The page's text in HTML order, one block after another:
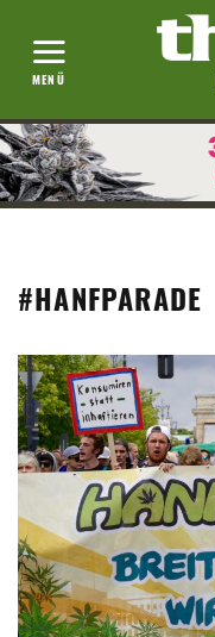
#HANFPARADE